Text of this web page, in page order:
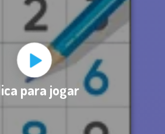
para jogar